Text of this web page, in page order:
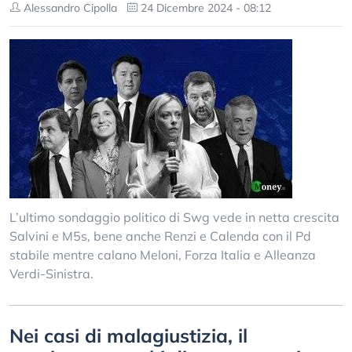
Alessandro Cipolla 24 Dicembre 2024 - 08:12
L’ultimo sondaggio politico di Swg vede in netta crescita
Salvini e M5s, bene anche Renzi e Calenda con il Pd
stabile mentre calano Meloni, Forza Italia e Alleanza
Verdi-Sinistra.
Nei casi di malagiustizia, il